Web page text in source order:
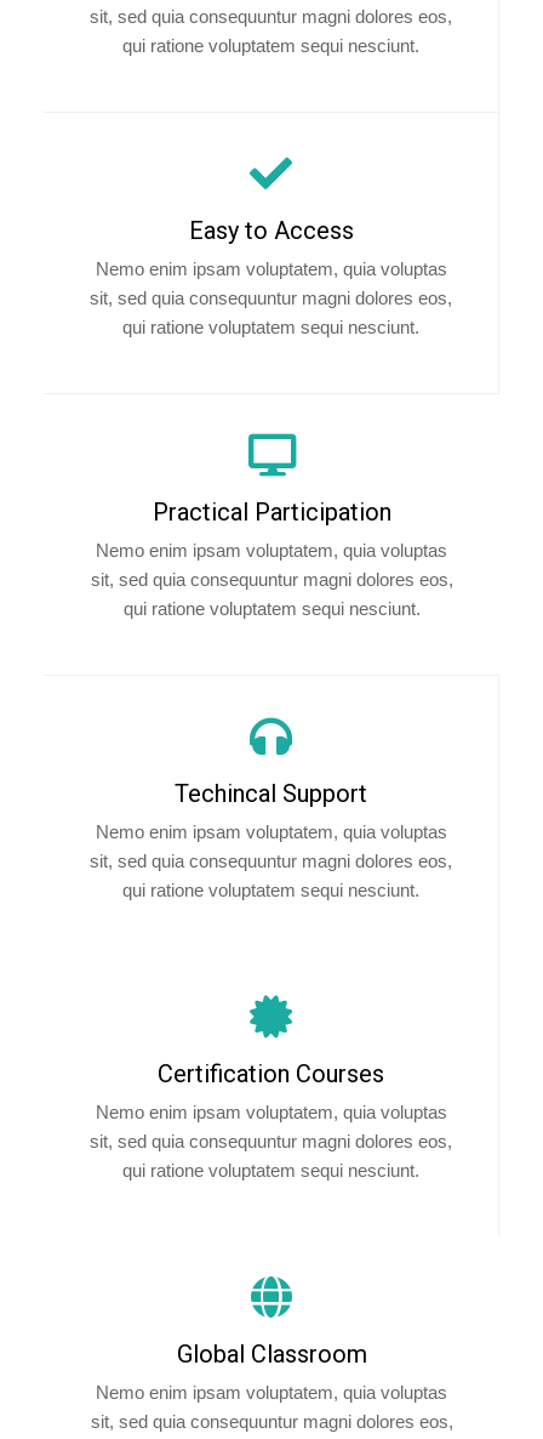
sit, sed quia consequuntur magni dolores eos,
qui ratione voluptatem sequi nesciunt.
Easy to Access
Nemo enim ipsam voluptatem, quia voluptas
sit, sed quia consequuntur magni dolores eos,
qui ratione voluptatem sequi nesciunt.
Practical Participation
Nemo enim ipsam voluptatem, quia voluptas
sit, sed quia consequuntur magni dolores eos,
qui ratione voluptatem sequi nesciunt.
Techincal Support
Nemo enim ipsam voluptatem, quia voluptas
sit, sed quia consequuntur magni dolores eos,
qui ratione voluptatem sequi nesciunt.
Certification Courses
Nemo enim ipsam voluptatem, quia voluptas
sit, sed quia consequuntur magni dolores eos,
qui ratione voluptatem sequi nesciunt.
Global Classroom
Nemo enim ipsam voluptatem, quia voluptas
sit, sed quia consequuntur magni dolores eos,